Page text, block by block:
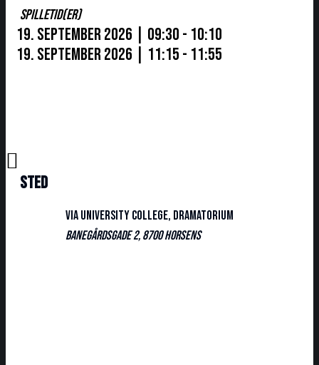
SPILLETID(ER)
19. september 2026 | 09:30 - 10:10
19. september 2026 | 11:15 - 11:55
Sted
VIA University College, Dramatorium
Banegårdsgade 2, 8700 Horsens